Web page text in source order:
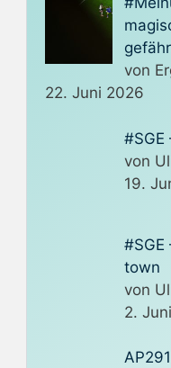
von
22. Juni 2026
#SGE
von
19.
#SGE
town
von
2.